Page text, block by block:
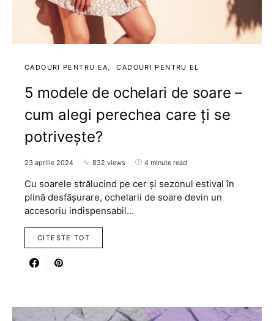
CADOURI PENTRU EA CADOURI PENTRU EL
5 modele de ochelari de soare –
cum alegi perechea care ți se
potrivește?
23 aprilie 2024 832 views 4 minute read
Cu soarele strălucind pe cer și sezonul estival în
plină desfășurare, ochelarii de soare devin un
accesoriu indispensabil…
CITESTE TOT